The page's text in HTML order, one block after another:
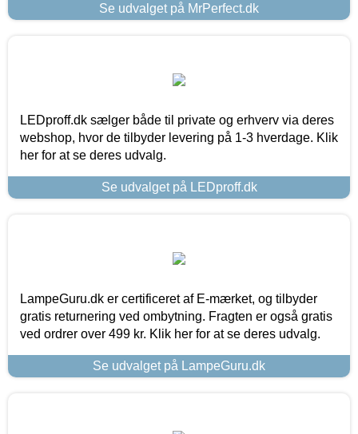
Se udvalget på MrPerfect.dk
LEDproff.dk sælger både til private og erhverv via deres
webshop, hvor de tilbyder levering på 1-3 hverdage. Klik
her for at se deres udvalg.
Se udvalget på LEDproff.dk
LampeGuru.dk er certificeret af E-mærket, og tilbyder
gratis returnering ved ombytning. Fragten er også gratis
ved ordrer over 499 kr. Klik her for at se deres udvalg.
Se udvalget på LampeGuru.dk